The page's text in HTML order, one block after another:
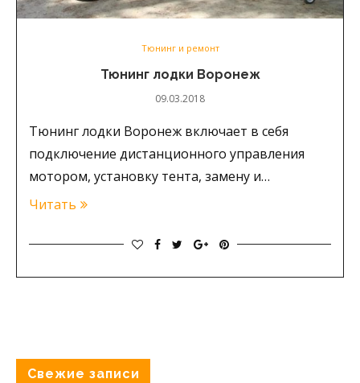
Тюнинг и ремонт
Тюнинг лодки Воронеж
09.03.2018
Тюнинг лодки Воронеж включает в себя
подключение дистанционного управления
мотором, установку тента, замену и…
Читать
Свежие записи